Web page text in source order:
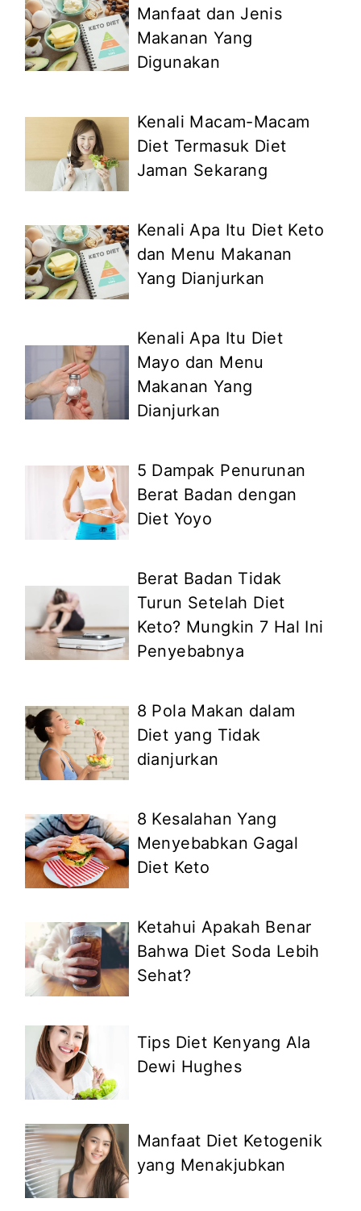
Manfaat dan Jenis
Makanan Yang
Digunakan
Kenali Macam-Macam
Diet Termasuk Diet
Jaman Sekarang
Kenali Apa Itu Diet Keto
dan Menu Makanan
Yang Dianjurkan
Kenali Apa Itu Diet
Mayo dan Menu
Makanan Yang
Dianjurkan
5 Dampak Penurunan
Berat Badan dengan
Diet Yoyo
Berat Badan Tidak
Turun Setelah Diet
Keto? Mungkin 7 Hal Ini
Penyebabnya
8 Pola Makan dalam
Diet yang Tidak
dianjurkan
8 Kesalahan Yang
Menyebabkan Gagal
Diet Keto
Ketahui Apakah Benar
Bahwa Diet Soda Lebih
Sehat?
Tips Diet Kenyang Ala
Dewi Hughes
Manfaat Diet Ketogenik
yang Menakjubkan